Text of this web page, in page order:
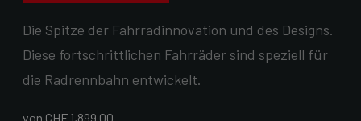
Die Spitze der Fahrradinnovation und des Designs.
Diese fortschrittlichen Fahrräder sind speziell für
die Radrennbahn entwickelt.
von CHF 1,899.00